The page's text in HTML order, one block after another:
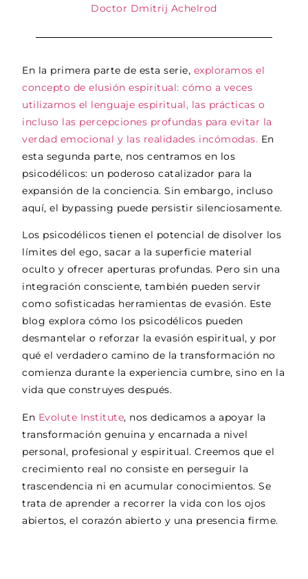
Doctor Dmitrij Achelrod
En la primera parte de esta serie, exploramos el
concepto de elusión espiritual: cómo a veces
utilizamos el lenguaje espiritual, las prácticas o
incluso las percepciones profundas para evitar la
verdad emocional y las realidades incómodas. En
esta segunda parte, nos centramos en los
psicodélicos: un poderoso catalizador para la
expansión de la conciencia. Sin embargo, incluso
aquí, el bypassing puede persistir silenciosamente.
Los psicodélicos tienen el potencial de disolver los
límites del ego, sacar a la superficie material
oculto y ofrecer aperturas profundas. Pero sin una
integración consciente, también pueden servir
como sofisticadas herramientas de evasión. Este
blog explora cómo los psicodélicos pueden
desmantelar o reforzar la evasión espiritual, y por
qué el verdadero camino de la transformación no
comienza durante la experiencia cumbre, sino en la
vida que construyes después.
En Evolute Institute, nos dedicamos a apoyar la
transformación genuina y encarnada a nivel
personal, profesional y espiritual. Creemos que el
crecimiento real no consiste en perseguir la
trascendencia ni en acumular conocimientos. Se
trata de aprender a recorrer la vida con los ojos
abiertos, el corazón abierto y una presencia firme.